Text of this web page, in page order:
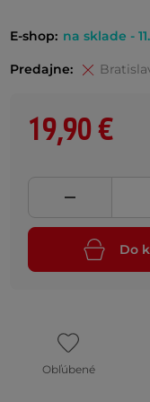
E-shop: na sklade -
Predajne:
19,90 €
Do
Obľúbené